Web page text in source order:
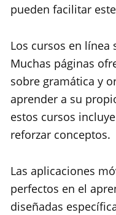
pueden facilitar
Los cursos en línea
Muchas páginas
sobre gramática y
aprender a su
estos cursos
reforzar conceptos.
Las aplicaciones
perfectos en el
diseñadas